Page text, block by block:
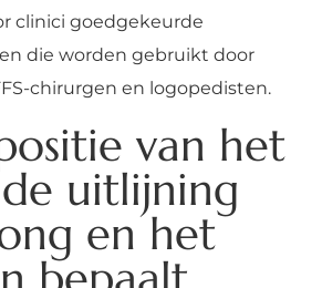
clinici goedgekeurde
die worden gebruikt door
chirurgen en logopedisten.
van het
uitlijning
en het